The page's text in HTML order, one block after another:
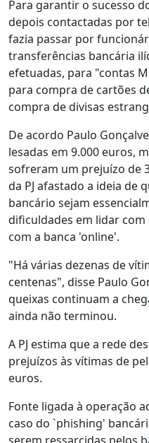
Para garantir o sucesso
depois contactadas por
fazia passar por
transferências bancária
efetuadas, para "contas
para compra de cartões
compra de divisas
De acordo Paulo
lesadas em 9.000 euros,
sofreram um prejuízo de
da PJ afastado a ideia de
bancário sejam
dificuldades em lidar
com a banca 'online'.
"Há várias dezenas de
centenas", disse Paulo
queixas continuam a
ainda não terminou.
A PJ estima que a rede
prejuízos às vítimas de
euros.
Fonte ligada à operação
caso do `phishing'